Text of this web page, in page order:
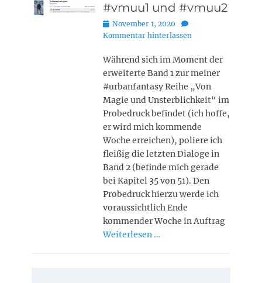
#vmuu1 und #vmuu2
Posted
on
November 1, 2020
Kommentar hinterlassen
Während sich im Moment der
erweiterte Band 1 zur meiner
#urbanfantasy Reihe „Von
Magie und Unsterblichkeit“ im
Probedruck befindet (ich hoffe,
er wird mich kommende
Woche erreichen), poliere ich
fleißig die letzten Dialoge in
Band 2 (befinde mich gerade
bei Kapitel 35 von 51). Den
Probedruck hierzu werde ich
voraussichtlich Ende
kommender Woche in Auftrag
Weiterlesen …